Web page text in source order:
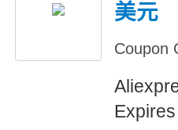
美元
Coupon